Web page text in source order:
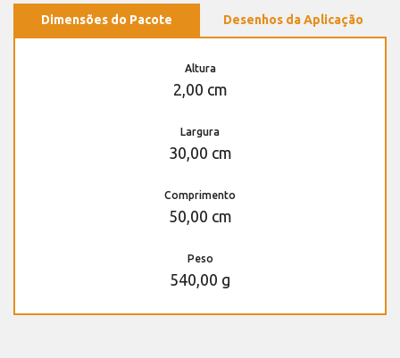
Dimensões do Pacote Desenhos da Aplicação
Altura
2,00 cm
Largura
30,00 cm
Comprimento
50,00 cm
Peso
540,00 g